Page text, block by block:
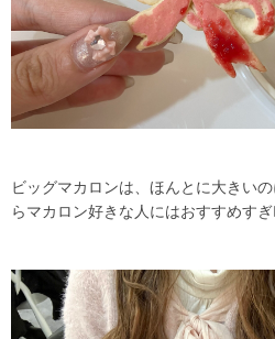
ビッグマカロンは、ほんとに大きい
らマカロン好きな人にはおすすめすぎ